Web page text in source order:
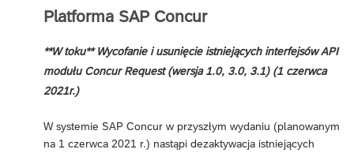
Platforma SAP Concur
**W toku** Wycofanie i usunięcie istniejących interfejsów API
modułu Concur Request (wersja 1.0, 3.0, 3.1) (1 czerwca
2021r.)
W systemie SAP Concur w przyszłym wydaniu (planowanym
na 1 czerwca 2021 r.) nastąpi dezaktywacja istniejących